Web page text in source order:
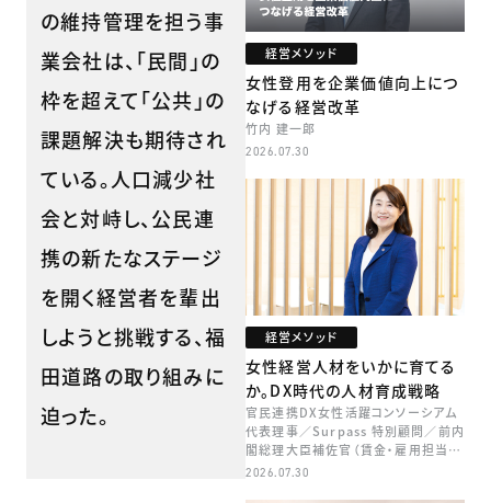
の維持管理を担う事
業会社は、「民間」の
枠を超えて「公共」の
課題解決も期待され
ている。人口減少社
会と対峙し、公民連
携の新たなステージ
を開く経営者を輩出
しようと挑戦する、福
田道路の取り組みに
迫った。
経営メソッド
女性登用を企業価値向上につ
なげる経営改革
竹内 建一郎
2026.07.30
経営メソッド
女性経営人材をいかに育てる
か。DX時代の人材育成戦略
官民連携DX女性活躍コンソーシアム
代表理事／Surpass 特別顧問／前内
閣総理大臣補佐官（賃金・雇用担当）
矢田 稚子
2026.07.30